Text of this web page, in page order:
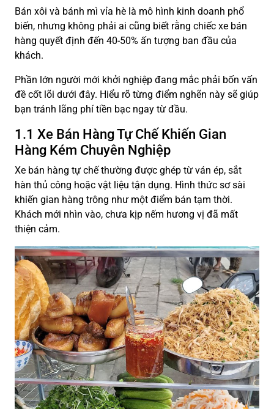
Bán xôi và bánh mì vỉa hè là mô hình kinh doanh phổ
biến, nhưng không phải ai cũng biết rằng chiếc xe bán
hàng quyết định đến 40-50% ấn tượng ban đầu của
khách.
Phần lớn người mới khởi nghiệp đang mắc phải bốn vấn
đề cốt lõi dưới đây. Hiểu rõ từng điểm nghẽn này sẽ giúp
bạn tránh lãng phí tiền bạc ngay từ đầu.
1.1 Xe Bán Hàng Tự Chế Khiến Gian
Hàng Kém Chuyên Nghiệp
Xe bán hàng tự chế thường được ghép từ ván ép, sắt
hàn thủ công hoặc vật liệu tận dụng. Hình thức sơ sài
khiến gian hàng trông như một điểm bán tạm thời.
Khách mới nhìn vào, chưa kịp nếm hương vị đã mất
thiện cảm.